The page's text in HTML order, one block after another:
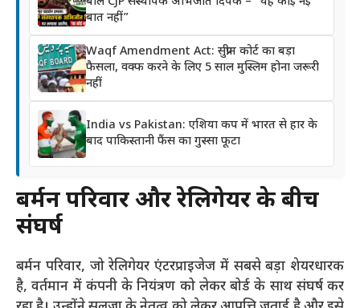
बात नहीं”
Waqf Amendment Act: सुप्रीम कोर्ट का बड़ा
फैसला, वक्फ करने के लिए 5 साल मुस्लिम होना जरूरी
नहीं
India vs Pakistan: एशिया कप में भारत से हार के
बाद पाकिस्तानी फैंस का गुस्सा फूटा
बर्मन परिवार और रेलिगेयर के बीच
संघर्ष
बर्मन परिवार, जो रेलिगेयर एंटरप्राइजेज में सबसे बड़ा शेयरधारक
है, वर्तमान में कंपनी के नियंत्रण को लेकर बोर्ड के साथ संघर्ष कर